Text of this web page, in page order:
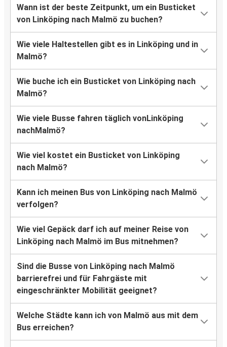
Wann ist der beste Zeitpunkt, um ein Busticket
von Linköping nach Malmö zu buchen?
Wie viele Haltestellen gibt es in Linköping und in
Malmö?
Wie buche ich ein Busticket von Linköping nach
Malmö?
Wie viele Busse fahren täglich vonLinköping
nachMalmö?
Wie viel kostet ein Busticket von Linköping
nach Malmö?
Kann ich meinen Bus von Linköping nach Malmö
verfolgen?
Wie viel Gepäck darf ich auf meiner Reise von
Linköping nach Malmö im Bus mitnehmen?
Sind die Busse von Linköping nach Malmö
barrierefrei und für Fahrgäste mit
eingeschränkter Mobilität geeignet?
Welche Städte kann ich von Malmö aus mit dem
Bus erreichen?